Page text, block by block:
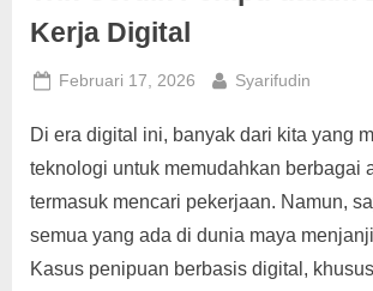
Kerja Digital
Posted
Februari 17, 2026 By
Syarifudin
Di era digital ini, banyak dari kita yang
teknologi untuk memudahkan berbagai
termasuk mencari pekerjaan. Namun,
semua yang ada di dunia maya
Kasus penipuan berbasis digital,